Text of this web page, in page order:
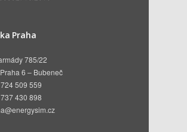
Praha
785/22
6 – Bubeneč
509 559
430 898